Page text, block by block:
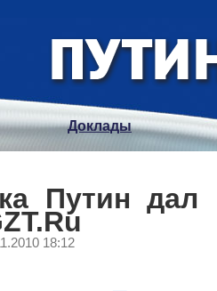
Доклады
Путин дал
18:12